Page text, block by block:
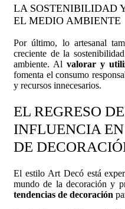
LA SOSTENIBILIDAD
EL MEDIO AMBIENTE
Por último, lo artesanal
creciente de la
ambiente. Al valorar y
fomenta el consumo
y recursos innecesarios.
EL REGRESO
INFLUENCIA
DE
El estilo Art Decó está
mundo de la decoración y
tendencias de decoración